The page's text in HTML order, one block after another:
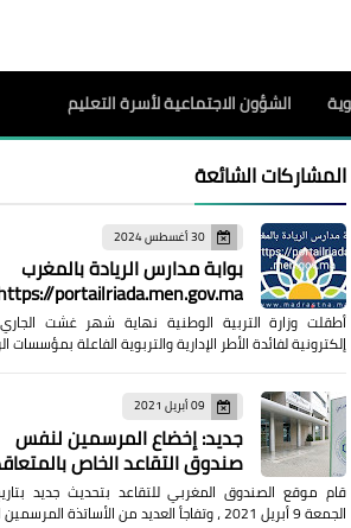
الشؤون الاجتماعية لأسرة التعليم
المشاركات الشائعة
30 أغسطس 2024
بوابة مدارس الريادة بالمغرب
portailriada.men.gov.ma
أطقلت وزارة التربية الوطنية نهاية شهر غشت
إلكترونية لفائدة الأطر الإدارية والتربوية الفاعلة بمؤسسات
09 أبريل 2021
جديد: إخضاع المرسمين لنفس
صندوق التقاعد الخاص
قام موقع الصندوق المغربي للتقاعد بتحديث جديد
الجمعة 9 أبريل 2021 ، وتفاجأ العديد من الأساتذة المرسمين التا…